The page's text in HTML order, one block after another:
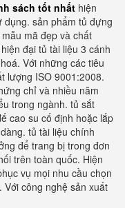
sách tốt nhất hiện
dụng. sản phẩm tủ đựng
mã đẹp và chất
đại tủ tài liệu 3 cánh
Với những các tiêu
lượng ISO 9001:2008.
chỉ và nhiều năm
trong ngành. tủ sắt
cao su cố định hoặc lắp
tủ tài liệu chính
để trang bị trong đơn
trên toàn quốc. Hiện
vụ mọi nhu cầu chọn
công nghệ sản xuất